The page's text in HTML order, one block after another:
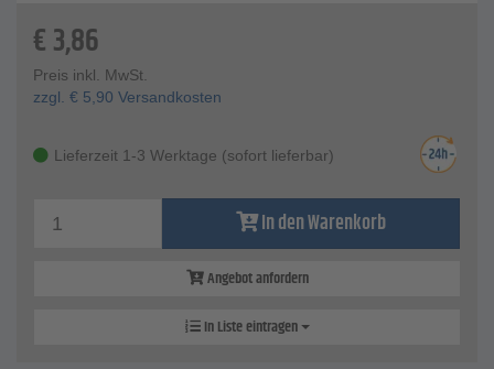
€3,86
Preis inkl. MwSt.
zzgl. € 5,90 Versandkosten
Lieferzeit 1-3 Werktage (sofort lieferbar)
In den Warenkorb
Angebot anfordern
In Liste eintragen